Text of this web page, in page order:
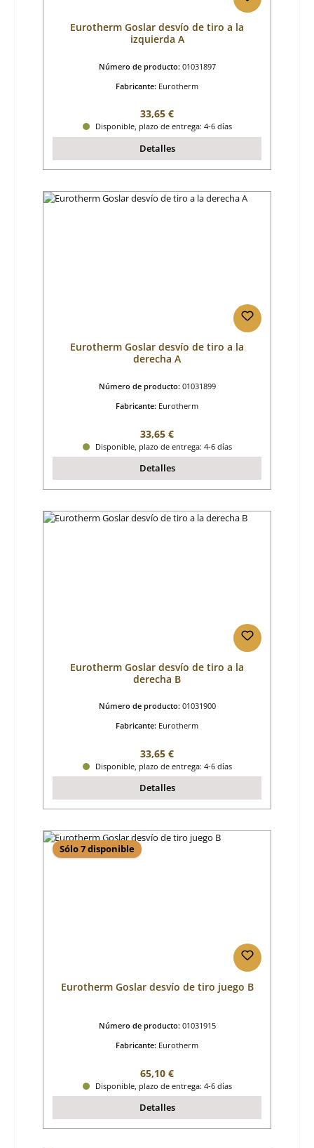
Eurotherm Goslar desvío de tiro a la
izquierda A
Número de producto: 01031897
Fabricante: Eurotherm
Precio normal:
33,65 €
Disponible, plazo de entrega: 4-6 días
Detalles
Eurotherm Goslar desvío de tiro a la
derecha A
Número de producto: 01031899
Fabricante: Eurotherm
Precio normal:
33,65 €
Disponible, plazo de entrega: 4-6 días
Detalles
Eurotherm Goslar desvío de tiro a la
derecha B
Número de producto: 01031900
Fabricante: Eurotherm
Precio normal:
33,65 €
Disponible, plazo de entrega: 4-6 días
Detalles
Sólo 7 disponible
Eurotherm Goslar desvío de tiro juego B
Número de producto: 01031915
Fabricante: Eurotherm
Precio normal:
65,10 €
Disponible, plazo de entrega: 4-6 días
Detalles